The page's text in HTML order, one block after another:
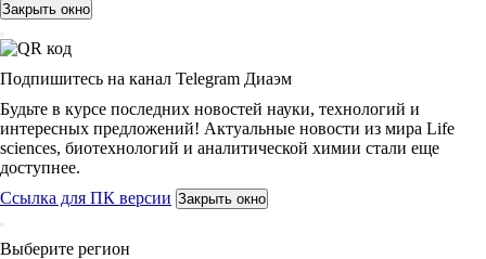
Закрыть окно
Подпишитесь на канал Telegram Диаэм
Будьте в курсе последних новостей науки, технологий и
интересных предложений! Актуальные новости из мира Life
sciences, биотехнологий и аналитической химии стали еще
доступнее.
Ссылка для ПК версии Закрыть окно
Выберите регион